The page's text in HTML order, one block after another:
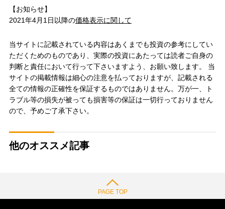
【お知らせ】
2021年4月1日以降の価格表示に関して
当サイトに記載されている内容はあくまでも投資の参考にしてい
ただくためのものであり、実際の投資にあたっては読者ご自身の
判断と責任において行って下さいますよう、お願い致します。 当
サイトの掲載情報は細心の注意を払っておりますが、記載される
全ての情報の正確性を保証するものではありません。万が一、ト
ラブル等の損失が被っても損害等の保証は一切行っておりません
ので、予めご了承下さい。
他のオススメ記事
PAGE TOP